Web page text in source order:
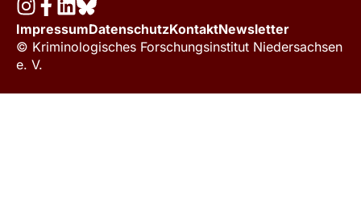
ImpressumDatenschutzKontaktNewsletter
© Kriminologisches Forschungsinstitut Niedersachsen
e. V.